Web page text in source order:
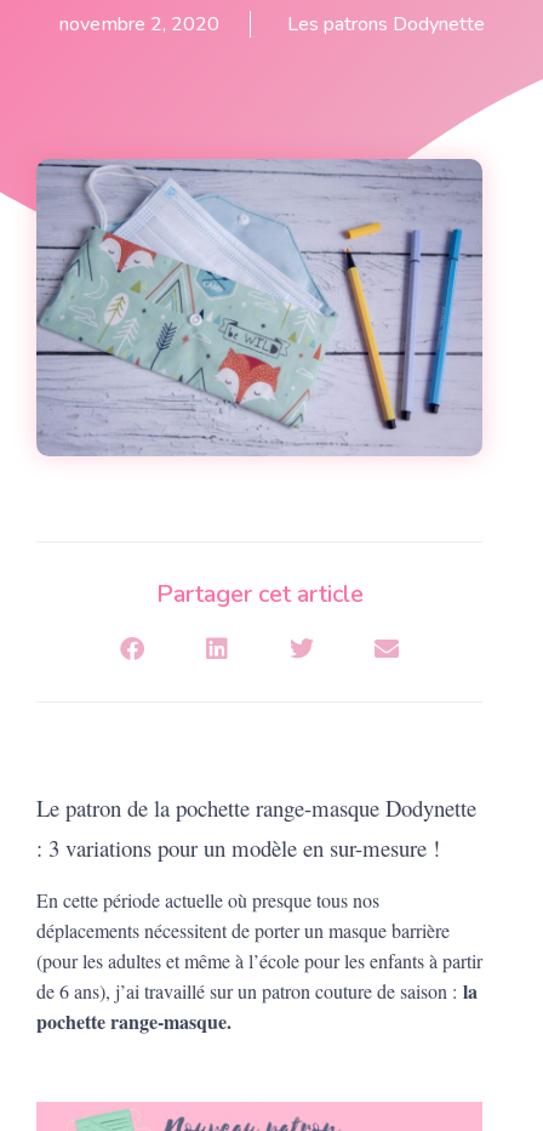
novembre 2, 2020 Les patrons Dodynette
Partager cet article
Le patron de la pochette range-masque Dodynette
: 3 variations pour un modèle en sur-mesure !
En cette période actuelle où presque tous nos
déplacements nécessitent de porter un masque barrière
(pour les adultes et même à l’école pour les enfants à partir
de 6 ans), j’ai travaillé sur un patron couture de saison : la
pochette range-masque.